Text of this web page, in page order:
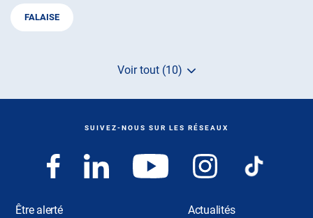
FALAISE
Voir tout (10)
de
de
de
SUIVEZ-NOUS SUR LES RÉSEAUX
Être alerté
Actualités